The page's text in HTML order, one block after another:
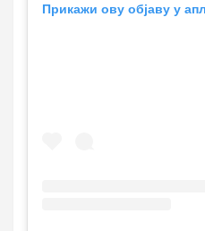
Прикажи ову објаву у